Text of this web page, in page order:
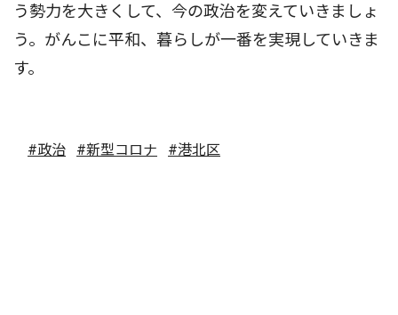
う勢力を大きくして、今の政治を変えていきましょ
う。がんこに平和、暮らしが一番を実現していきま
す。
#政治 #新型コロナ #港北区